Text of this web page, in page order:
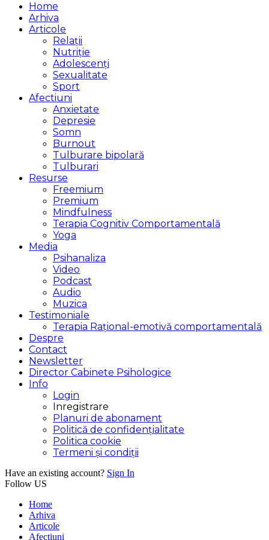
Home
Arhiva
Articole
Relații
Nutriție
Adolescenți
Sexualitate
Sport
Afectiuni
Anxietate
Depresie
Somn
Burnout
Tulburare bipolară
Tulburari
Resurse
Freemium
Premium
Mindfulness
Terapia Cognitiv Comportamentală
Yoga
Media
Psihanaliza
Video
Podcast
Audio
Muzica
Testimoniale
Terapia Rațional-emotivă comportamentală
Despre
Contact
Newsletter
Director Cabinete Psihologice
Info
Login
Inregistrare
Planuri de abonament
Politică de confidențialitate
Politica cookie
Termeni și condiții
Have an existing account? Sign In
Follow US
Home
Arhiva
Articole
Afectiuni